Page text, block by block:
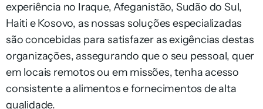
experiência no Iraque, Afeganistão, Sudão do Sul,
Haiti e Kosovo, as nossas soluções especializadas
são concebidas para satisfazer as exigências destas
organizações, assegurando que o seu pessoal, quer
em locais remotos ou em missões, tenha acesso
consistente a alimentos e fornecimentos de alta
qualidade.